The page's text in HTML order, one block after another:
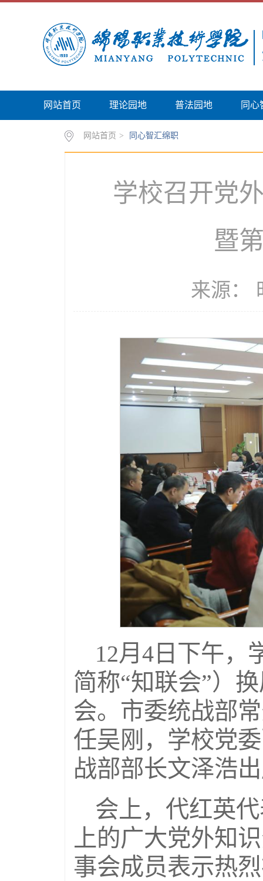
网站首页 理论园地 普法园地 同心
网站首页 > 同心智汇绵职
学校召开党
暨
来源：
12月4日下午，
简称“知联会”）
会。市委统战部
任吴刚，学校党
战部部长文泽浩
会上，代红英
上的广大党外知
事会成员表示热